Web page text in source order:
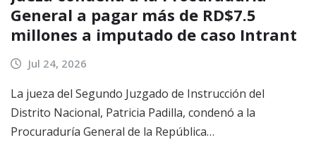
General a pagar más de RD$7.5
millones a imputado de caso Intrant
Jul 24, 2026
La jueza del Segundo Juzgado de Instrucción del
Distrito Nacional, Patricia Padilla, condenó a la
Procuraduría General de la República…